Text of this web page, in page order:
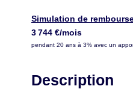
Simulation de
3 744 €/mois
pendant 20 ans à 3% avec un
Description